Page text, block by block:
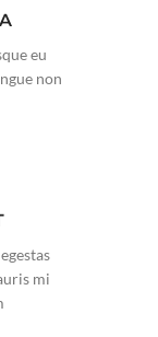
eu
non
mi